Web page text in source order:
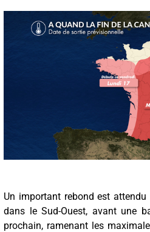
Un important rebond est
dans le Sud-Ouest, avant une
prochain, ramenant les